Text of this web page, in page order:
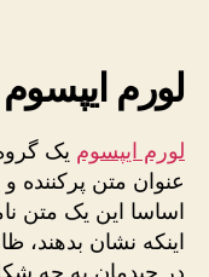
لورم
لورم ایپسوم یک
عنوان متن پرکننده
اساسا این یک متن
اینکه نشان بدهند،
در چیدمان به چه